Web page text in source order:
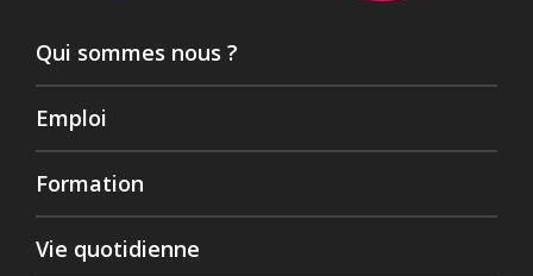
Qui sommes nous ?
Emploi
Formation
Vie quotidienne